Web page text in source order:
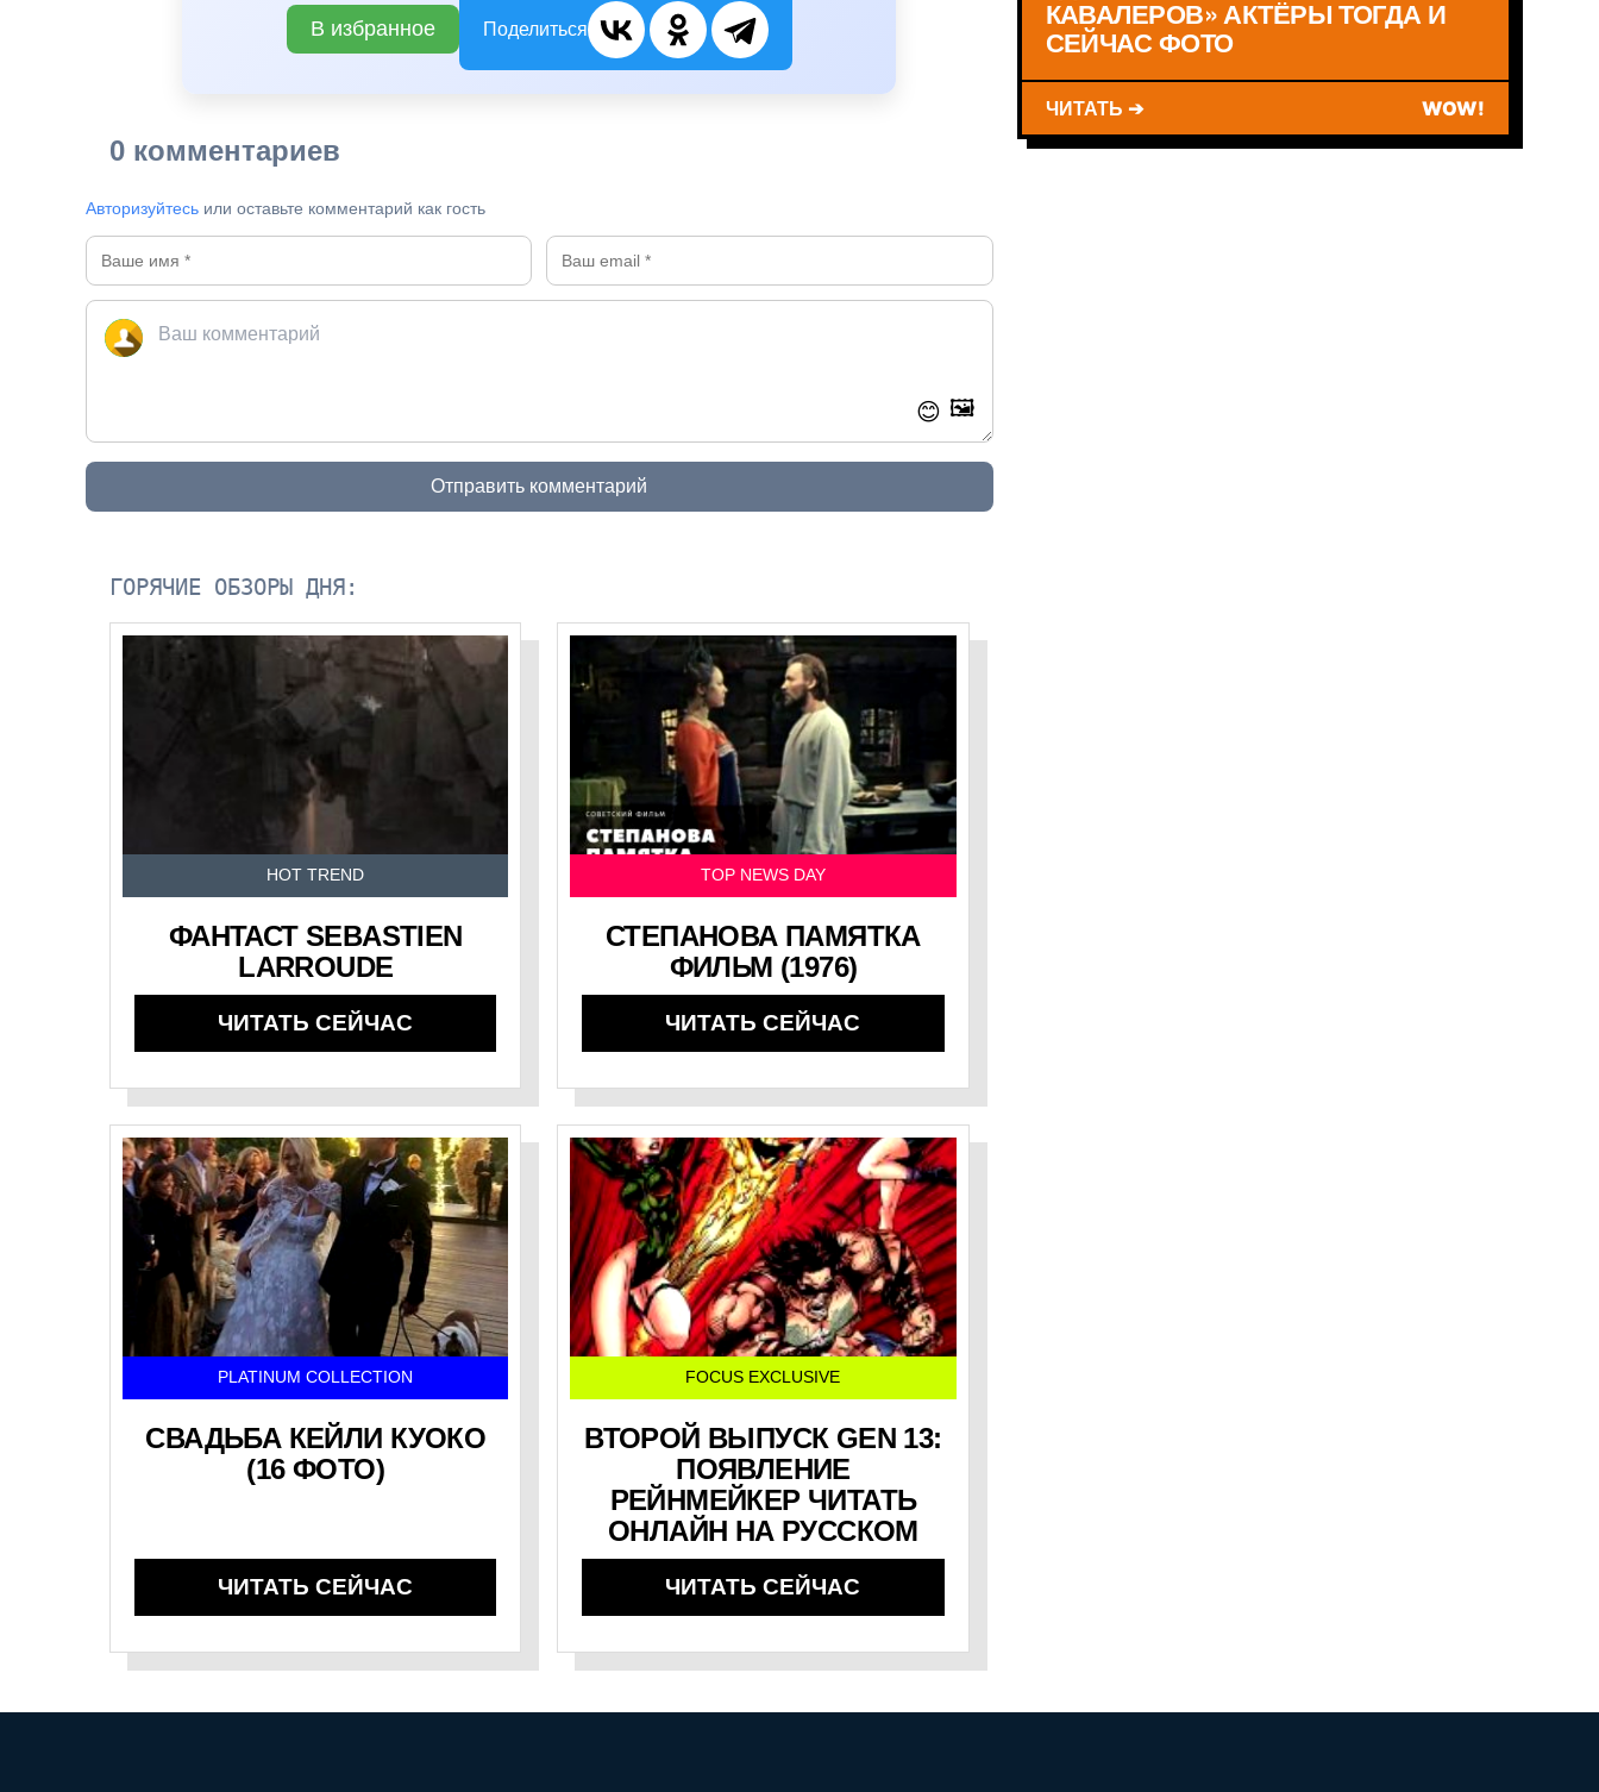
В избранное Поделиться
0 комментариев
Авторизуйтесь или оставьте комментарий как гость
😊 🖼️
Отправить комментарий
ГОРЯЧИЕ ОБЗОРЫ ДНЯ:
HOT TREND
ФАНТАСТ SEBASTIEN
LARROUDE
ЧИТАТЬ СЕЙЧАС
TOP NEWS DAY
СТЕПАНОВА ПАМЯТКА
ФИЛЬМ (1976)
ЧИТАТЬ СЕЙЧАС
PLATINUM COLLECTION
СВАДЬБА КЕЙЛИ КУОКО
(16 ФОТО)
ЧИТАТЬ СЕЙЧАС
FOCUS EXCLUSIVE
ВТОРОЙ ВЫПУСК GEN 13:
ПОЯВЛЕНИЕ
РЕЙНМЕЙКЕР ЧИТАТЬ
ОНЛАЙН НА РУССКОМ
ЧИТАТЬ СЕЙЧАС
КАВАЛЕРОВ» АКТЁРЫ ТОГДА И
СЕЙЧАС ФОТО
ЧИТАТЬ ➔ WOW!